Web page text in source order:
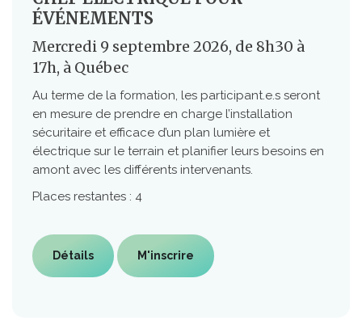
ÉVÉNEMENTS
Mercredi 9 septembre 2026, de 8h30 à
17h, à Québec
Au terme de la formation, les participant.e.s seront
en mesure de prendre en charge l’installation
sécuritaire et efficace d’un plan lumière et
électrique sur le terrain et planifier leurs besoins en
amont avec les différents intervenants.
Places restantes : 4
Détails M'inscrire